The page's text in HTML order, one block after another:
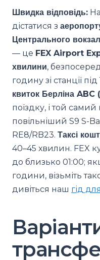
Швидка відповідь:
дістатися з
Центрального
— це FEX Airport
хвилини,
годину зі станції
квиток Берліна ABC
поїздку, і той
повільніший S9 S-
RE8/RB23. Таксі
40–45 хвилин. FEX
до близько 01:00;
години, візьміть
дивіться наш гід